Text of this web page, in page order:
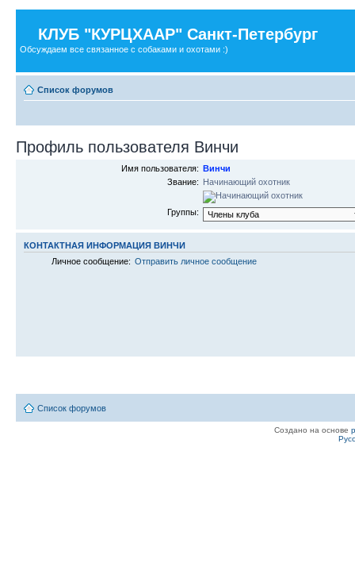
КЛУБ "КУРЦХААР" Санкт-Петербург
Обсуждаем все связанное с собаками и охотами :)
Список форумов
Профиль пользователя Винчи
Имя пользователя: Винчи
Звание: Начинающий охотник
Группы:
КОНТАКТНАЯ ИНФОРМАЦИЯ ВИНЧИ
Личное сообщение: Отправить личное сообщение
Список форумов
Создано на основе